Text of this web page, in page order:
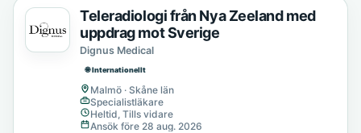
Teleradiologi från Nya Zeeland med
uppdrag mot Sverige
Dignus Medical
🌐 Internationellt
Malmö · Skåne län
Specialistläkare
Heltid, Tills vidare
Ansök före 28 aug. 2026